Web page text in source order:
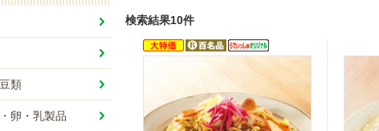
類
卵・乳製品
検索結果10件